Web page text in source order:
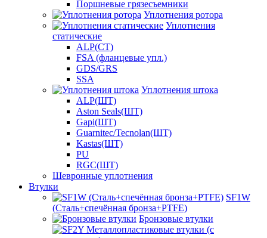
Поршневые грязесъемники
Уплотнения ротора
Уплотнения
статические
ALP(СТ)
FSA (фланцевые упл.)
GDS/GRS
SSA
Уплотнения штока
ALP(ШТ)
Aston Seals(ШТ)
Gapi(ШТ)
Guarnitec/Tecnolan(ШТ)
Kastas(ШТ)
PU
RGC(ШТ)
Шевронные уплотнения
Втулки
SF1W
(Сталь+спечённая бронза+PTFE)
Бронзовые втулки